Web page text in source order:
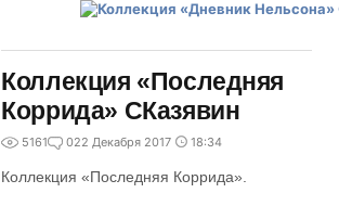
Коллекция «Последняя
Коррида» СКазявин
5161 022 Декабря 2017 18:34
Коллекция «Последняя Коррида».